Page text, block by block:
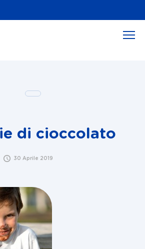
di cioccolato
30 Aprile 2019